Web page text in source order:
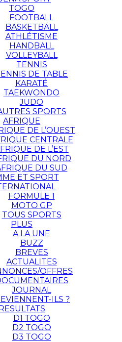
TOGO
FOOTBALL
BASKETBALL
ATHLÉTISME
HANDBALL
VOLLEYBALL
TENNIS
DE TABLE
KARATÉ
TAEKWONDO
JUDO
SPORTS
AFRIQUE
DE L’OUEST
CENTRALE
DE L’EST
DU NORD
DU SUD
ET SPORT
FORMULE 1
MOTO GP
TOUS SPORTS
PLUS
A LA UNE
BUZZ
BREVES
ACTUALITES
OFFRES
JOURNAL
ILS ?
D1 TOGO
D2 TOGO
D3 TOGO